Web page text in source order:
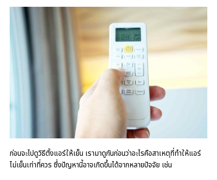
ก่อนจะไปดูวิธีตั้งแอร์ให้เย็น เรามาดูกันก่อนว่าอะไรคือสาเหตุที่ทำให้แอร์
ไม่เย็นเท่าที่ควร ซึ่งปัญหานี้อาจเกิดขึ้นได้จากหลายปัจจัย เช่น